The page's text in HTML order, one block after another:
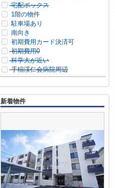
宅配ボックス
1階の物件
駐車場あり
南向き
初期費用カード決済可
初期費用0
科学大が近い
手稲渓仁会病院周辺
新着物件